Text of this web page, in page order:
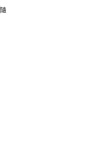
隨